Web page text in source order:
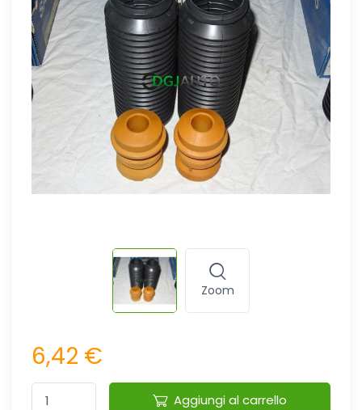
Zoom
6,42 €
Aggiungi al carrello